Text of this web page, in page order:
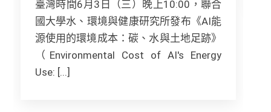
臺灣時間6月3日（三）晚上10:00，聯合
國大學水、環境與健康研究所發布《AI能
源使用的環境成本：碳、水與土地足跡》
（Environmental Cost of AI's Energy
Use: [...]